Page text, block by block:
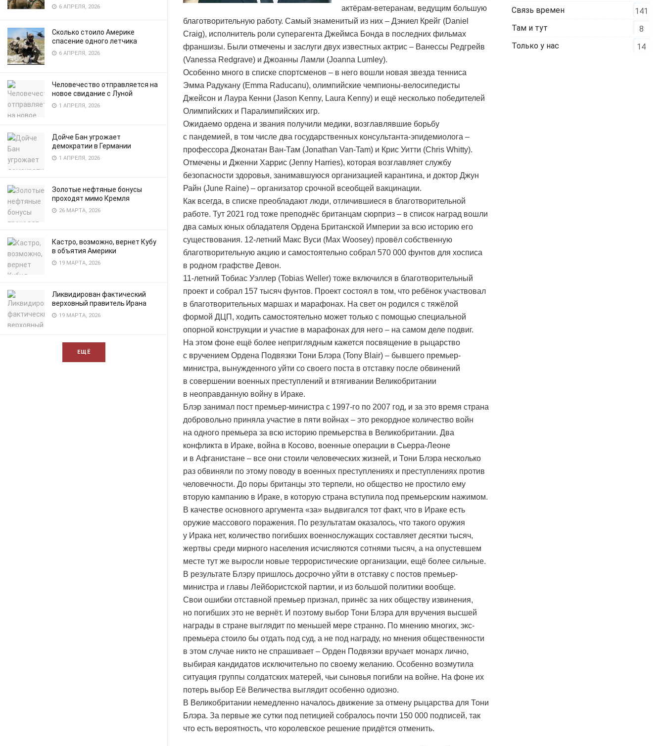
6 АПРЕЛЯ, 2026
Сколько стоило Америке
спасение одного летчика
6 АПРЕЛЯ, 2026
Человечество отправляется на
новое свидание с Луной
1 АПРЕЛЯ, 2026
Дойче Бан угрожает
демократии в Германии
1 АПРЕЛЯ, 2026
Золотые нефтяные бонусы
проходят мимо Кремля
26 МАРТА, 2026
Кастро, возможно, вернет Кубу
в объятия Америки
19 МАРТА, 2026
Ликвидирован фактический
верховный правитель Ирана
19 МАРТА, 2026
ЕЩЁ
актёрам-ветеранам, ведущим большую
благотворительную работу. Самый знаменитый из них – Дэниел Крейг (Daniel
Craig), исполнитель роли суперагента Джеймса Бонда в последних фильмах
франшизы. Были отмечены и заслуги двух известных актрис – Ванессы Редгрейв
(Vanessa Redgrave) и Джоанны Ламли (Joanna Lumley).
Особенно много в списке спортсменов – в него вошли новая звезда тенниса
Эмма Радукану (Emma Raducanu), олимпийские чемпионы-велосипедисты
Джейсон и Лаура Кенни (Jason Kenny, Laura Kenny) и ещё несколько победителей
Олимпийских и Паралимпийских игр.
Ожидаемо ордена и звания получили медики, возглавлявшие борьбу
с пандемией, в том числе два государственных консультанта-эпидемиолога –
профессора Джонатан Ван-Там (Jonathan Van-Tam) и Крис Уитти (Chris Whitty).
Отмечены и Дженни Харрис (Jenny Harries), которая возглавляет службу
безопасности здоровья, занимавшуюся организацией карантина, и доктор Джун
Райн (June Raine) – организатор срочной всеобщей вакцинации.
Как всегда, в списке преобладают люди, отличившиеся в благотворительной
работе. Тут 2021 год тоже преподнёс британцам сюрприз – в список наград вошли
два самых юных обладателя Ордена Британской Империи за всю историю его
существования. 12-летний Макс Вуси (Max Woosey) провёл собственную
благотворительную акцию и самостоятельно собрал 570 000 фунтов для хосписа
в родном графстве Девон.
11-летний Тобиас Уэллер (Tobias Weller) тоже включился в благотворительный
проект и собрал 157 тысяч фунтов. Проект состоял в том, что ребёнок участвовал
в благотворительных маршах и марафонах. На свет он родился с тяжёлой
формой ДЦП, ходить самостоятельно может только с помощью специальной
опорной конструкции и участие в марафонах для него – на самом деле подвиг.
На этом фоне ещё более неприглядным кажется посвящение в рыцарство
с вручением Ордена Подвязки Тони Блэра (Tony Blair) – бывшего премьер-
министра, вынужденного уйти со своего поста в отставку после обвинений
в совершении военных преступлений и втягивании Великобритании
в неоправданную войну в Ираке.
Блэр занимал пост премьер-министра с 1997-го по 2007 год, и за это время страна
добровольно приняла участие в пяти войнах – это рекордное количество войн
на одного премьера за всю историю премьерства в Великобритании. Два
конфликта в Ираке, война в Косово, военные операции в Сьерра-Леоне
и в Афганистане – все они стоили человеческих жизней, и Тони Блэра несколько
раз обвиняли по этому поводу в военных преступлениях и преступлениях против
человечности. До поры британцы это терпели, но общество не простило ему
вторую кампанию в Ираке, в которую страна вступила под премьерским нажимом.
В качестве основного аргумента «за» выдвигался тот факт, что в Ираке есть
оружие массового поражения. По результатам оказалось, что такого оружия
у Ирака нет, количество погибших военнослужащих составляет десятки тысяч,
жертвы среди мирного населения исчисляются сотнями тысяч, а на опустевшем
месте тут же выросли новые террористические организации, ещё более сильные.
В результате Блэру пришлось досрочно уйти в отставку с постов премьер-
министра и главы Лейбористской партии, и из большой политики вообще.
Свои ошибки отставной премьер признал, принёс за них обществу извинения,
но погибших это не вернёт. И поэтому выбор Тони Блэра для вручения высшей
награды в стране выглядит по меньшей мере странно. По мнению многих, экс-
премьера стоило бы отдать под суд, а не под награду, но мнения общественности
в этом случае никто не спрашивает – Орден Подвязки вручает монарх лично,
выбирая кандидатов исключительно по своему желанию. Особенно возмутила
ситуация группы солдатских матерей, чьи сыновья погибли на войне. На фоне их
потерь выбор Её Величества выглядит особенно одиозно.
В Великобритании немедленно началось движение за отмену рыцарства для Тони
Блэра. За первые же сутки под петицией собралось почти 150 000 подписей, так
что есть вероятность, что королевское решение придётся отменить.
Связь времен
141
Там и тут
8
Только у нас
14